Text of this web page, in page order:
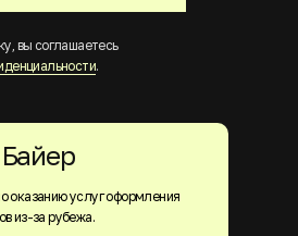
вы соглашаетесь
.
оказанию услуг оформления
из-за рубежа.